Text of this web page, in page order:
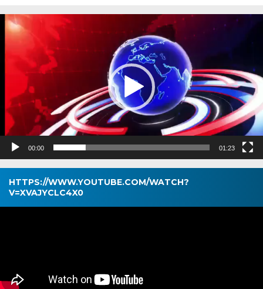
Pemutar
Video
00:00 01:23
HTTPS://WWW.YOUTUBE.COM/WATCH?
V=XVAJYCLC4X0
Pemutar